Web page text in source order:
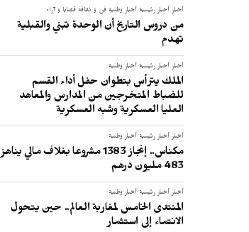
أخبار أخبار رئيسية أخبار وطنية فن و ثقافة قضايا و آراء
من دروس التاريخ أن الوحدة تبني والقبلية
تهدم
أخبار أخبار رئيسية أخبار وطنية
الملك يترأس بتطوان حفل أداء القسم
للضباط المتخرجين من المدارس والمعاهد
العليا العسكرية وشبه العسكرية
أخبار أخبار رئيسية أخبار وطنية
مكناس.. إنجاز 1383 مشروعا بغلاف مالي يناهز
483 مليون درهم
أخبار أخبار رئيسية أخبار وطنية
المنتدى الخامس لمغاربة العالم.. حين يتحول
الانتماء إلى استثمار